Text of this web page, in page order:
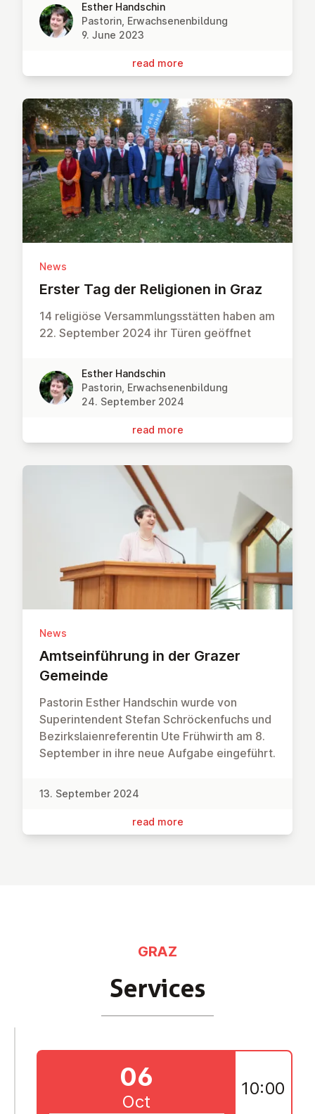
Esther Handschin
Pastorin, Erwachsenenbildung
9. June 2023
read more
News
Erster Tag der Re­li­gion­en in Graz
14 religiöse Versammlungsstätten haben am
22. September 2024 ihr Türen geöffnet
Esther Handschin
Pastorin, Erwachsenenbildung
24. September 2024
read more
News
Amt­sein­führung in der Grazer
Gemeinde
Pastorin Esther Handschin wurde von
Superintendent Stefan Schröckenfuchs und
Bezirkslaienreferentin Ute Frühwirth am 8.
September in ihre neue Aufgabe eingeführt.
13. September 2024
read more
Services
GRAZ
06
Oct
10:00